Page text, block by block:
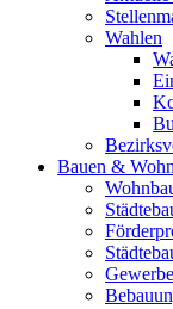
Wahlen
Bauen &